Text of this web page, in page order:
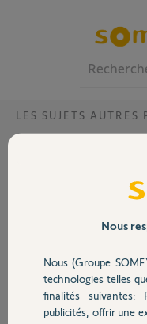
Volet
Sécurité
Domotique
LES SUJETS AUTRES
probleme
bonjour, j'ai fais parvenir
Depuis son retour je ne
yannick M.
il y a environ 6 ans
Nous
Nous (Groupe
technologies telles
finalités suivantes:
publicités, offrir une